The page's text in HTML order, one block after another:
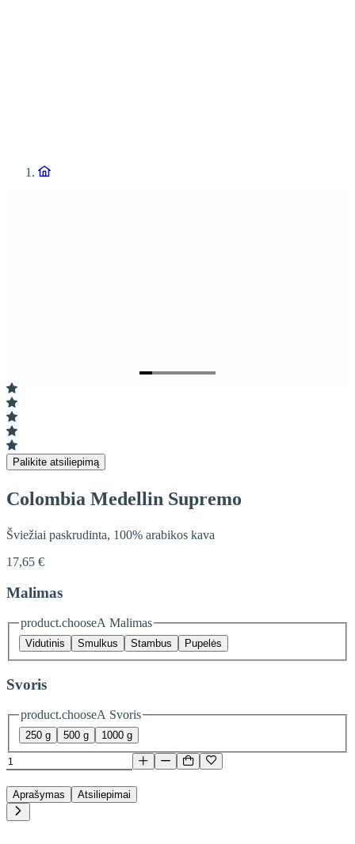
Item
1
of
6
Palikite atsiliepimą
Colombia Medellin Supremo
Šviežiai paskrudinta, 100% arabikos kava
17,65 €
Malimas
product.chooseA Malimas
Vidutinis Smulkus Stambus Pupelės
Svoris
product.chooseA Svoris
250 g 500 g 1000 g
Aprašymas Atsiliepimai